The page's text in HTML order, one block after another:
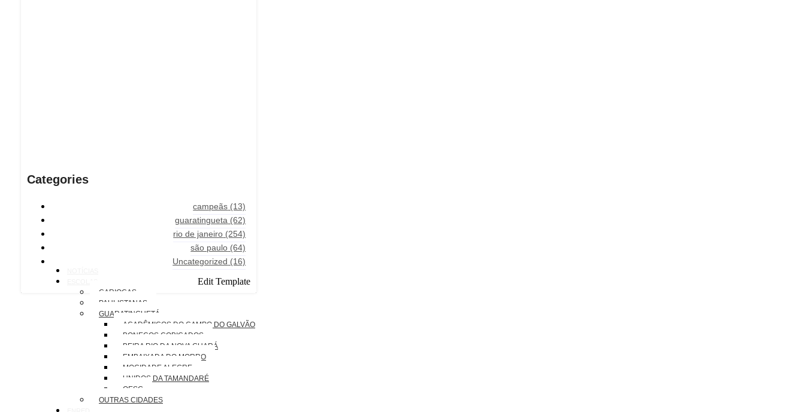
Categories
campeãs (13)
guaratingueta (62)
rio de janeiro (254)
são paulo (64)
Uncategorized (16)
Edit Template
CARIOCAS
PAULISTANAS
GUARATINGUETÁ
ACADÊMICOS DO CAMPO DO GALVÃO
BONECOS COBIÇADOS
BEIRA RIO DA NOVA GUARÁ
EMBAIXADA DO MORRO
MOCIDADE ALEGRE
UNIDOS DA TAMANDARÉ
OESG
OUTRAS CIDADES